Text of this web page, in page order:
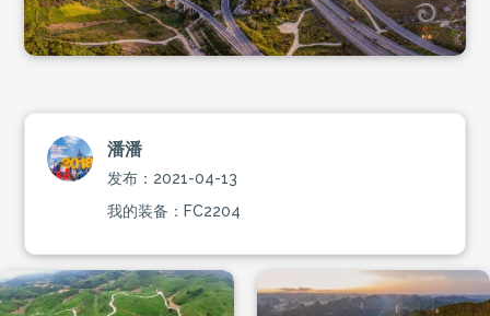
潘潘
发布：2021-04-13
我的装备：FC2204